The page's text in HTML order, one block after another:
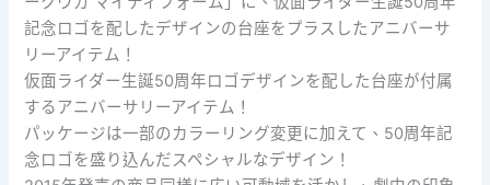
記念ロゴを配したデザインの台座をプラスしたアニバーサ
リーアイテム！
仮面ライダー生誕50周年ロゴデザインを配した台座が付属
するアニバーサリーアイテム！
パッケージは一部のカラーリング変更に加えて、50周年記
念ロゴを盛り込んだスペシャルなデザイン！